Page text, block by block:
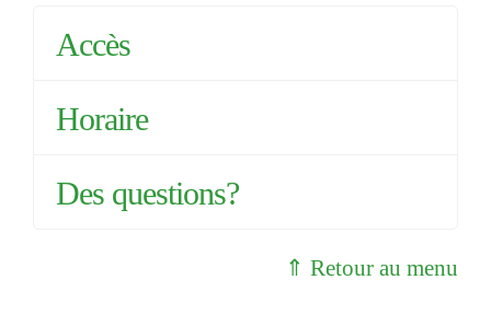
Accès
Horaire
Des questions?
⇑ Retour au menu